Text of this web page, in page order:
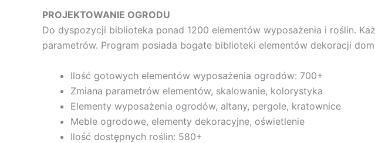
PROJEKTOWANIE OGRODU
Do dyspozycji biblioteka ponad 1200 elementów wyposażenia i roślin.
parametrów. Program posiada bogate biblioteki elementów dekoracji
Ilość gotowych elementów wyposażenia ogrodów: 700+
Zmiana parametrów elementów, skalowanie, kolorystyka
Elementy wyposażenia ogrodów, altany, pergole, kratownice
Meble ogrodowe, elementy dekoracyjne, oświetlenie
Ilość dostępnych roślin: 580+